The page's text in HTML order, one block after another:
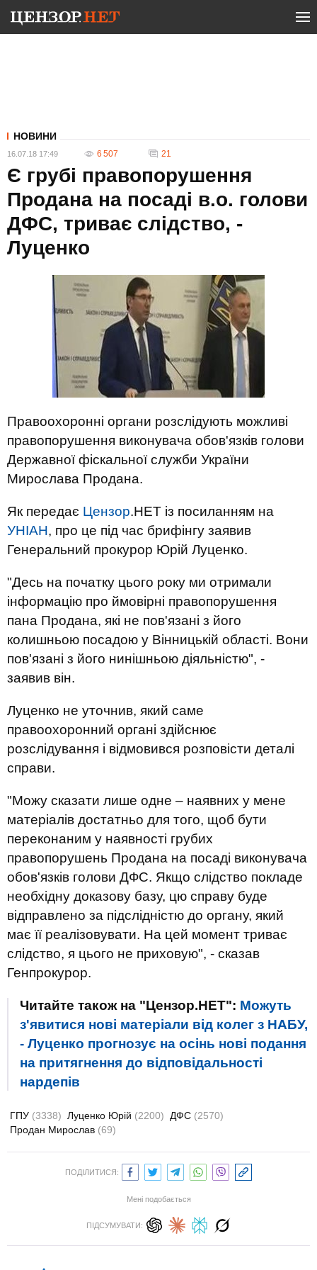
НОВИНИ
16.07.18 17:49 6 507 21
Є грубі правопорушення
Продана на посаді в.о. голови
ДФС, триває слідство, -
Луценко
Правоохоронні органи розслідують можливі
правопорушення виконувача обов'язків голови
Державної фіскальної служби України
Мирослава Продана.
Як передає Цензор.НЕТ із посиланням на
УНІАН, про це під час брифінгу заявив
Генеральний прокурор Юрій Луценко.
"Десь на початку цього року ми отримали
інформацію про ймовірні правопорушення
пана Продана, які не пов'язані з його
колишньою посадою у Вінницькій області. Вони
пов'язані з його нинішньою діяльністю", -
заявив він.
Луценко не уточнив, який саме
правоохоронний органі здійснює
розслідування і відмовився розповісти деталі
справи.
"Можу сказати лише одне – наявних у мене
матеріалів достатньо для того, щоб бути
переконаним у наявності грубих
правопорушень Продана на посаді виконувача
обов'язків голови ДФС. Якщо слідство покладе
необхідну доказову базу, цю справу буде
відправлено за підслідністю до органу, який
має її реалізовувати. На цей момент триває
слідство, я цього не приховую", - сказав
Генпрокурор.
Читайте також на "Цензор.НЕТ": Можуть
з'явитися нові матеріали від колег з НАБУ,
- Луценко прогнозує на осінь нові подання
на притягнення до відповідальності
нардепів
ГПУ (3338) Луценко Юрій (2200) ДФС (2570)
Продан Мирослав (69)
ПОДІЛИТИСЯ:
Мені подобається
ПІДСУМУВАТИ: